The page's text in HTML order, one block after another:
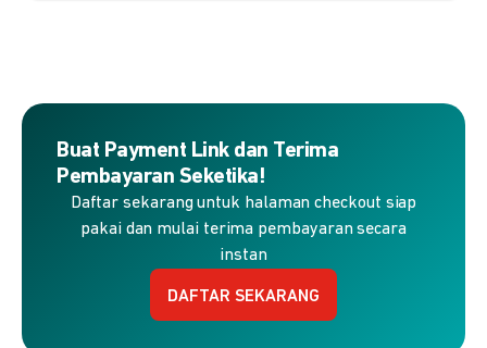
Buat Payment Link dan Terima
Pembayaran Seketika!
Daftar sekarang untuk halaman checkout siap
pakai dan mulai terima pembayaran secara
instan
DAFTAR SEKARANG